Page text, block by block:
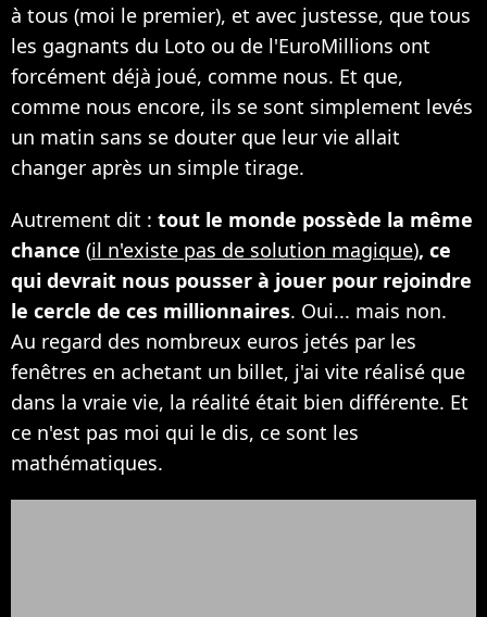
à tous (moi le premier), et avec justesse, que tous
les gagnants du Loto ou de l'EuroMillions ont
forcément déjà joué, comme nous. Et que,
comme nous encore, ils se sont simplement levés
un matin sans se douter que leur vie allait
changer après un simple tirage.
Autrement dit : tout le monde possède la même
chance (il n'existe pas de solution magique), ce
qui devrait nous pousser à jouer pour rejoindre
le cercle de ces millionnaires. Oui... mais non.
Au regard des nombreux euros jetés par les
fenêtres en achetant un billet, j'ai vite réalisé que
dans la vraie vie, la réalité était bien différente. Et
ce n'est pas moi qui le dis, ce sont les
mathématiques.